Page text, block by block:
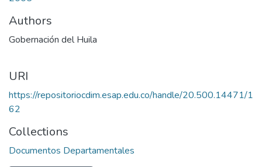
Authors
Gobernación del Huila
URI
https://repositoriocdim.esap.edu.co/handle/20.500.14471/1
62
Collections
Documentos Departamentales